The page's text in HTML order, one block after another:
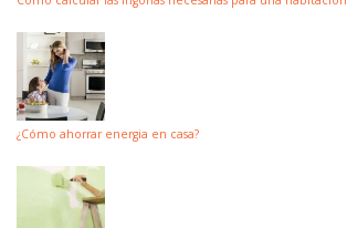
¿Cómo ahorrar energia en casa?